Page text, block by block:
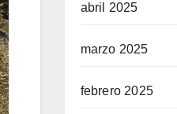
abril 2025
marzo 2025
febrero 2025